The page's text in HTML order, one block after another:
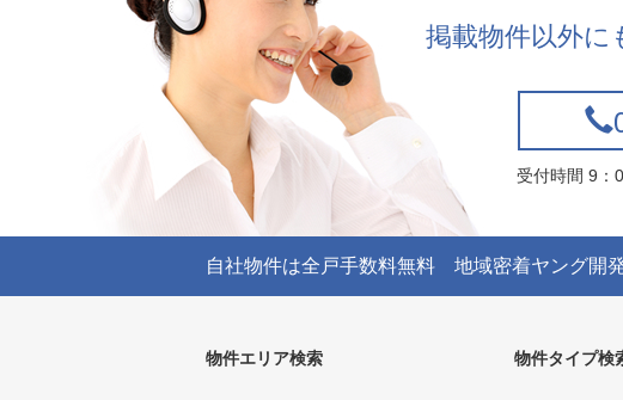
掲載物件以外に
受付時間 9：
自社物件は全戸手数料無料 地域密着ヤング開
物件エリア検索 物件タイプ検